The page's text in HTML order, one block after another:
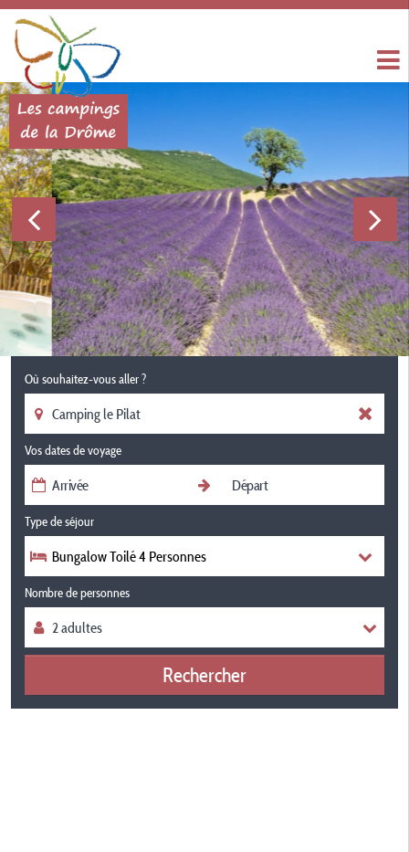
Où souhaitez-vous aller ?
Vos dates de voyage
Type de séjour
Bungalow Toilé 4 Personnes
Nombre de personnes
Rechercher